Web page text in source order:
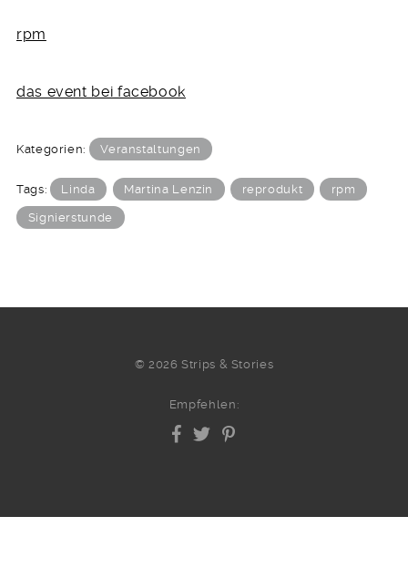
rpm
das event bei facebook
Kategorien: Veranstaltungen
Tags: Linda Martina Lenzin reprodukt rpm
Signierstunde
© 2026 Strips & Stories
Empfehlen: